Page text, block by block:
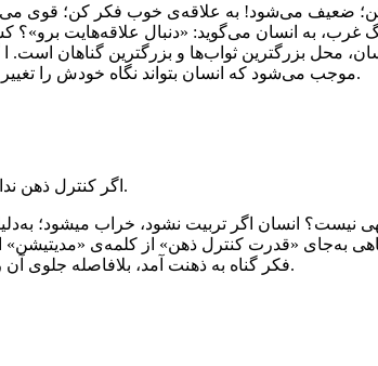
نکن؛ ضعیف می‌شود! به علاقه‌ی خوب فکر کن؛ قوی
غرب، به انسان می‌گوید: «دنبال علاقه‌هایت
مداوم) ۲٫کنترل ذهن. ذهن انسان، محل بزرگترین ثواب‌ها و
موجب می‌شود که انسان بتواند نگاه خودش را تغییر بدهد. چه‌کار کنم سر نماز به خدا توجه پیدا کنم؟ هربار که حواست پرت شد، برش گردان.
اگر کنترل ذهن نداشته باشی، ذهنت بیمار می‌شود. «تقوای ذهنی» یعنی مراقبت کنی که ذهنت هرجایی نرود.
نیست؟ انسان اگر تربیت نشود، خراب میشود؛
به‌جای «قدرت کنترل ذهن» از کلمه‌ی
فکر گناه به ذهنت آمد، بلافاصله جلوی آن را بگیر. هرکسی ذهن و قلبش زیاد درگیر است، مفصل استغفار کند؛ این عذاب الهی است.